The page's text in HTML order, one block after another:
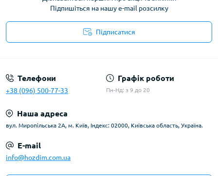
Підпишіться на нашу e-mail розсилку
Підписатися
Телефони
+38 (096) 500-77-33
Графік роботи
Пн-Нд: з 9 до 20
Наша адреса
вул. Миропільська 2А, м. Київ, Індекс: 02000, Київська область, Україна.
E-mail
info@hozdim.com.ua